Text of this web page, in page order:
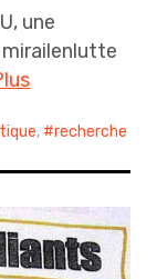
une
, recherche